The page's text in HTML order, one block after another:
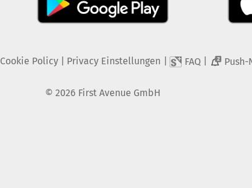
Cookie Policy| Privacy Einstellungen FAQ 2
© 2026 First Avenue GmbH